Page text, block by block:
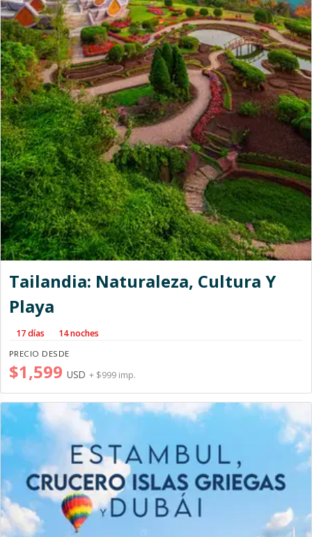
Tailandia: Naturaleza, Cultura Y
Playa
17 días 14 noches
PRECIO DESDE
$1,599 USD + $999 imp.